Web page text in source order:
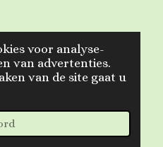
voor analyse-
van advertenties.
van de site gaat u
Bijoux